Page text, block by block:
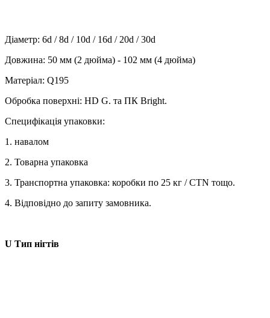
Діаметр: 6d / 8d / 10d / 16d / 20d / 30d
Довжина: 50 мм (2 дюйма) - 102 мм (4 дюйма)
Матеріал: Q195
Обробка поверхні: HD G. та ПК Bright.
Специфікація упаковки:
1. навалом
2. Товарна упаковка
3. Транспортна упаковка: коробки по 25 кг / CTN тощо.
4. Відповідно до запиту замовника.
U Тип нігтів